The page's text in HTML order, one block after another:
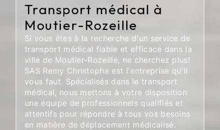
Transport médical à
Moutier-Rozeille
Si vous êtes à la recherche d'un service de
transport médical fiable et efficace dans la
ville de Moutier-Rozeille, ne cherchez plus!
SAS Remy Christophe est l'entreprise qu'il
vous faut. Spécialisés dans le transport
médical, nous mettons à votre disposition
une équipe de professionnels qualifiés et
attentifs pour répondre à tous vos besoins
en matière de déplacement médicalisé.